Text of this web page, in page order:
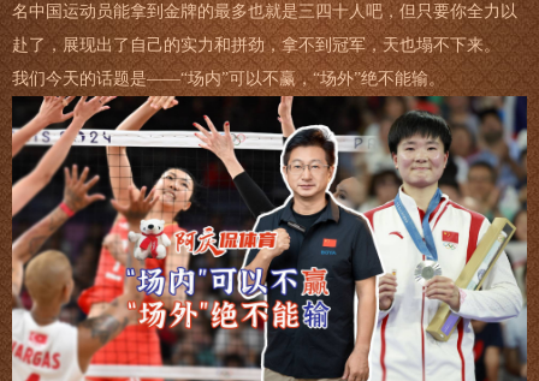
名中国运动员能拿到金牌的最多也就是三四十人吧，但只要你全力以
赴了，展现出了自己的实力和拼劲，拿不到冠军，天也塌不下来。
我们今天的话题是——“场内”可以不赢，“场外”绝不能输。